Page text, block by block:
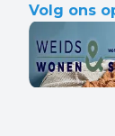
Volg ons